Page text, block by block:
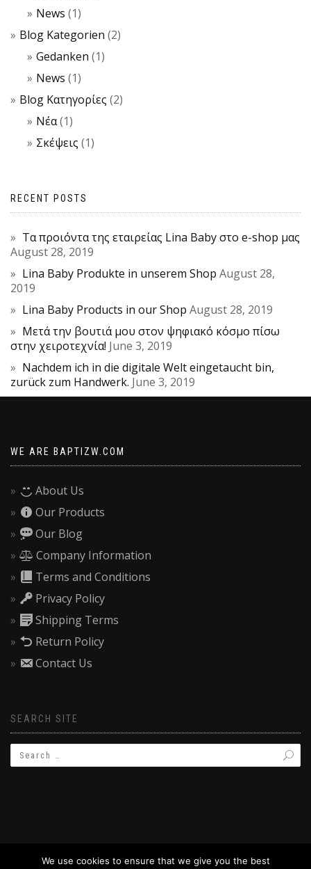
News (1)
Blog Kategorien (2)
Gedanken (1)
News (1)
Blog Κατηγορίες (2)
Νέα(1)
Σκέψεις (1)
RECENT POSTS
Τα προιόντα της εταιρείας Lina Baby στο e-shop μας
August 28, 2019
Lina Baby Produkte in unserem Shop August 28,
2019
Lina Baby Products in our Shop August 28, 2019
Μετά την βουτιά μου στον ψηφιακό κόσμο πίσω
στην χειροτεχνία! June 3, 2019
Nachdem ich in die digitale Welt eingetaucht bin,
zurück zum Handwerk. June 3, 2019
WE ARE BAPTIZW.COM
About Us
Our Products
Our Blog
Company Information
Terms and Conditions
Privacy Policy
Shipping Terms
Return Policy
Contact Us
SEARCH SITE
We use cookies to ensure that we give you the best